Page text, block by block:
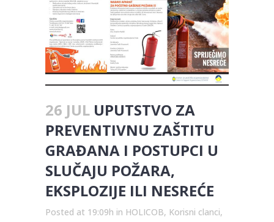
26 JUL UPUTSTVO ZA
PREVENTIVNU ZAŠTITU
GRAĐANA I POSTUPCI U
SLUČAJU POŽARA,
EKSPLOZIJE ILI NESREĆE
Posted at 19:09h in HOLICOB, Korisni clanci,